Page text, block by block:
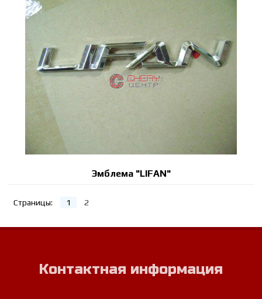
Эмблема "LIFAN"
Страницы: 1 2
Контактная информация